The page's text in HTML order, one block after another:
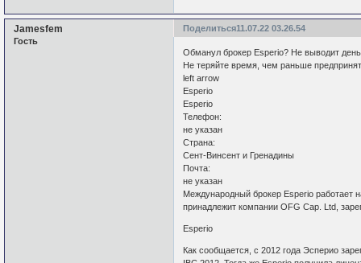
Поделиться11.07.22 03.26.54
Jamesfem
Гость
Обманул брокер Esperio? Не выводит
Не теряйте время, чем раньше
left arrow
Esperio
Esperio
Телефон:
не указан
Страна:
Сент-Винсент и Гренадины
Почта:
не указан
Международный брокер Esperio работает
принадлежит компании OFG Cap. Ltd,
Esperio
Как сообщается, с 2012 года Эсперио